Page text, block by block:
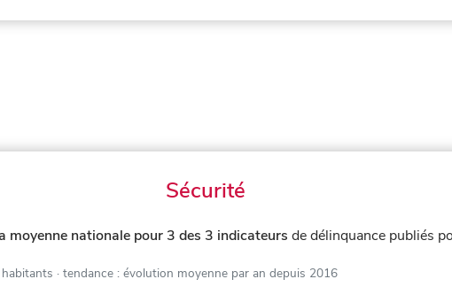
Sécurité
moyenne nationale pour 3 des 3 indicateurs de délinquance publiés
· tendance : évolution moyenne par an depuis 2016